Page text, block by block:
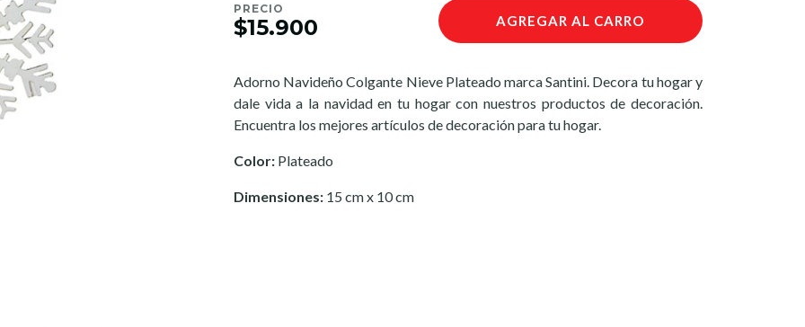
PRECIO
$15.900 AGREGAR AL CARRO
Adorno Navideño Colgante Nieve Plateado marca Santini. Decora tu hogar y
dale vida a la navidad en tu hogar con nuestros productos de decoración.
Encuentra los mejores artículos de decoración para tu hogar.
Color: Plateado
Dimensiones: 15 cm x 10 cm